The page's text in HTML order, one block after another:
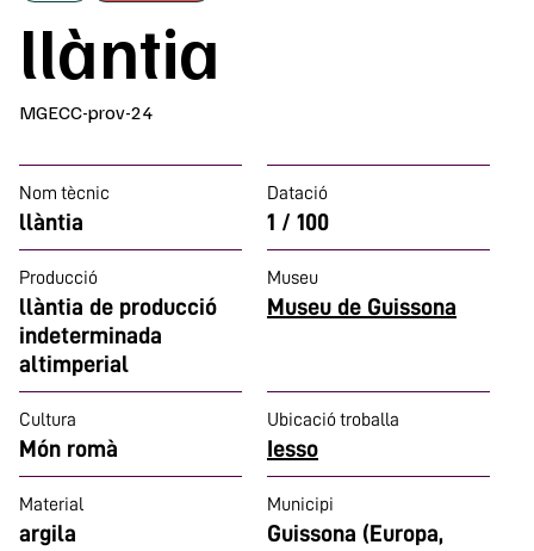
llàntia
MGECC-prov-24
Nom tècnic
llàntia
Datació
1 / 100
Producció
llàntia de producció
indeterminada
altimperial
Museu
Museu de Guissona
Cultura
Món romà
Ubicació troballa
Iesso
Material
argila
Municipi
Guissona (Europa,